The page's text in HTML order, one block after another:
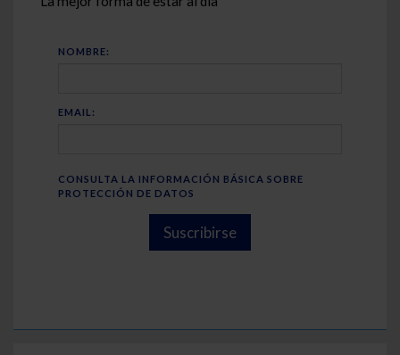
NOMBRE:
EMAIL:
CONSULTA LA INFORMACIÓN BÁSICA SOBRE
PROTECCIÓN DE DATOS
Suscribirse